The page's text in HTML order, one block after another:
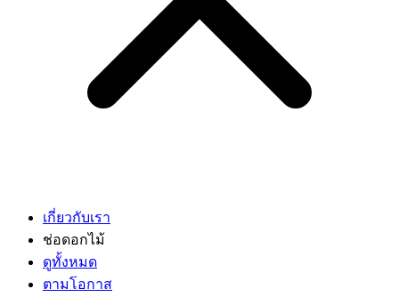
เกี่ยวกับเรา
ช่อดอกไม้
ดูทั้งหมด
ตามโอกาส